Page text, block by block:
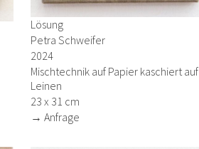
Lösung
Petra Schweifer
2024
Mischtechnik auf Papier kaschiert auf
Leinen
23 x 31 cm
→ Anfrage